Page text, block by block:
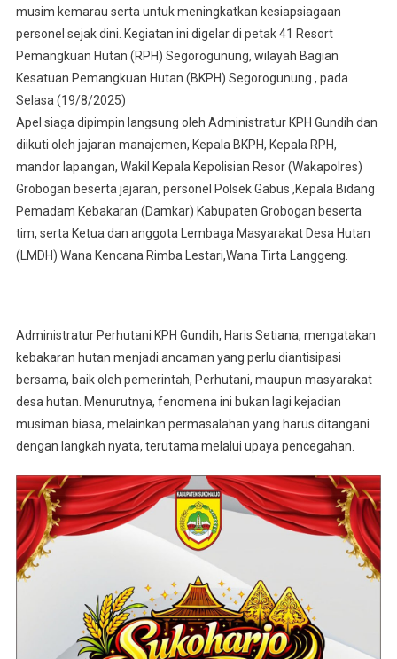
Bersama
Polres
Grobogan
Gelar
musim kemarau serta untuk meningkatkan kesiapsiagaan
personel sejak dini. Kegiatan ini digelar di petak 41 Resort
Pemangkuan Hutan (RPH) Segorogunung, wilayah Bagian
Kesatuan Pemangkuan Hutan (BKPH) Segorogunung , pada
Selasa (19/8/2025)
Apel siaga dipimpin langsung oleh Administratur KPH Gundih dan
diikuti oleh jajaran manajemen, Kepala BKPH, Kepala RPH,
mandor lapangan, Wakil Kepala Kepolisian Resor (Wakapolres)
Grobogan beserta jajaran, personel Polsek Gabus ,Kepala Bidang
Pemadam Kebakaran (Damkar) Kabupaten Grobogan beserta
tim, serta Ketua dan anggota Lembaga Masyarakat Desa Hutan
(LMDH) Wana Kencana Rimba Lestari,Wana Tirta Langgeng.
Administratur Perhutani KPH Gundih, Haris Setiana, mengatakan
kebakaran hutan menjadi ancaman yang perlu diantisipasi
bersama, baik oleh pemerintah, Perhutani, maupun masyarakat
desa hutan. Menurutnya, fenomena ini bukan lagi kejadian
musiman biasa, melainkan permasalahan yang harus ditangani
dengan langkah nyata, terutama melalui upaya pencegahan.